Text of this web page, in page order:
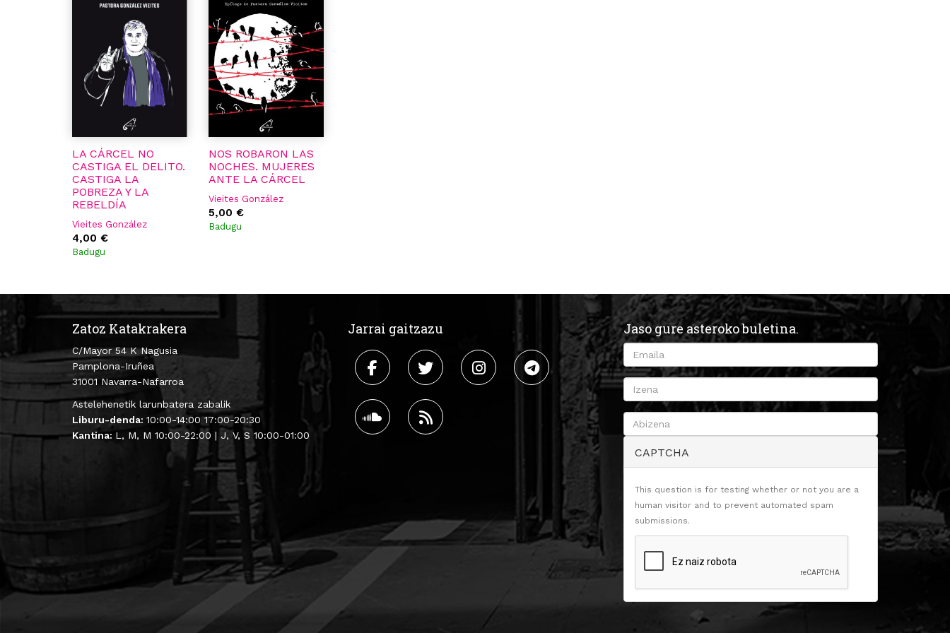
LA CÁRCEL NO
CASTIGA EL DELITO.
CASTIGA LA
POBREZA Y LA
REBELDÍA
Vieites González
4,00 €
Badugu
NOS ROBARON LAS
NOCHES. MUJERES
ANTE LA CÁRCEL
Vieites González
5,00 €
Badugu
Zatoz Katakrakera
C/Mayor 54 K Nagusia
Pamplona-Iruñea
31001 Navarra-Nafarroa
Astelehenetik larunbatera zabalik
Liburu-denda: 10:00-14:00 17:00-20:30
Kantina: L, M, M 10:00-22:00 | J, V, S 10:00-01:00
Jarrai gaitzazu Jaso gure asteroko buletina.
CAPTCHA
This question is for testing whether or not you are a
human visitor and to prevent automated spam
submissions.